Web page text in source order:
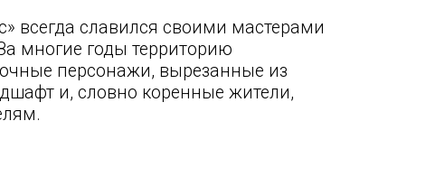
всегда славился своими мастерами
многие годы территорию
персонажи, вырезанные из
и, словно коренные жители,